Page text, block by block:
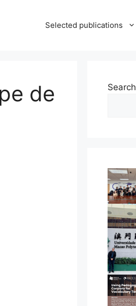
Selected publications
de
Search